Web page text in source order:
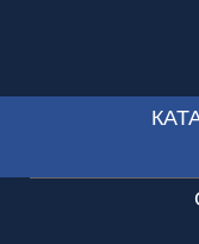
СТЕКЛО